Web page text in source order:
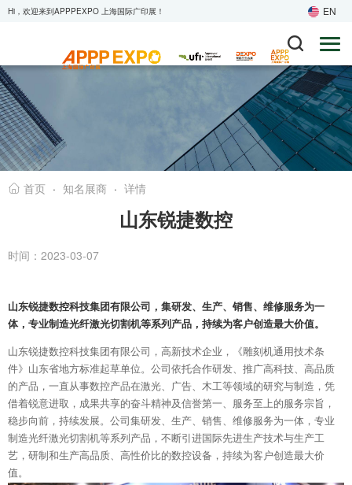
Hi，欢迎来到APPPEXPO 上海国际广印展！ EN
首页 · 知名展商 · 详情
山东锐捷数控
时间：2023-03-07
山东锐捷数控科技集团有限公司，集研发、生产、销售、维修服务为一
体，专业制造光纤激光切割机等系列产品，持续为客户创造最大价值。
山东锐捷数控科技集团有限公司，高新技术企业，《雕刻机通用技术条
件》山东省地方标准起草单位。公司依托合作研发、推广高科技、高品质
的产品，一直从事数控产品在激光、广告、木工等领域的研究与制造，凭
借着锐意进取，成果共享的奋斗精神及信誉第一、服务至上的服务宗旨，
稳步向前，持续发展。公司集研发、生产、销售、维修服务为一体，专业
制造光纤激光切割机等系列产品，不断引进国际先进生产技术与生产工
艺，研制和生产高品质、高性价比的数控设备，持续为客户创造最大价
值。